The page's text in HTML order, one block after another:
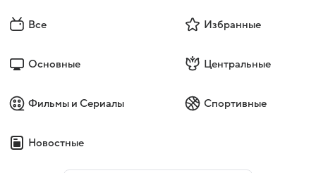
Все Избранные
Основные Центральные
Фильмы и Сериалы Спортивные
Новостные